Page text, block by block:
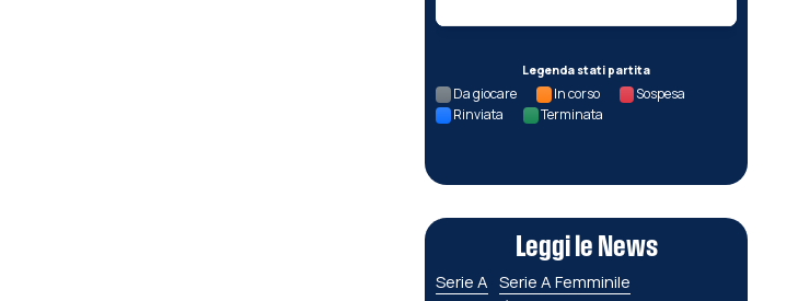
Legenda stati partita
Da giocare In corso
Sospesa
Rinviata
Terminata
Leggi le News
Serie A Serie A Femminile